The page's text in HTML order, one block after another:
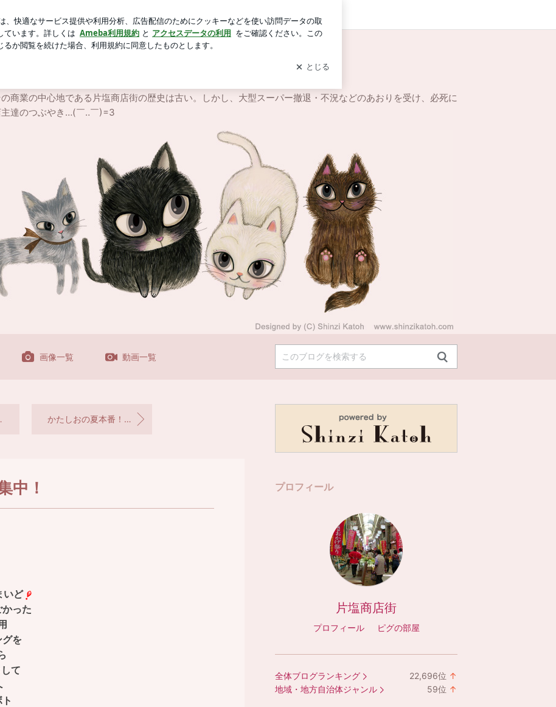
り店主のつぶやき～
るブラウス ログイン
り店主のつぶやき～
商業の中心地である片塩商店街の歴史は古い。しかし、大型スーパー撤退・不況などのあおりを受け、必死に
達のつぶやき…(￣‥￣)=3
画像一覧 動画一覧
かたしおの夏本番！七夕祭2026
中！
いど
った
を
て
プロフィール
片塩商店街
プロフィール ピグの部屋
全体ブログランキング 22,696位 ↑
地域・地方自治体ジャンル 59位 ↑